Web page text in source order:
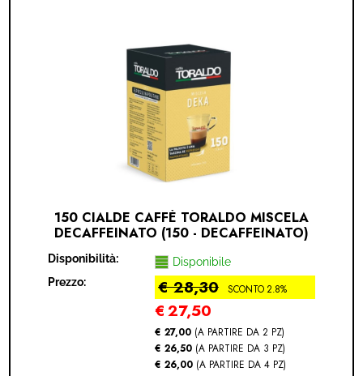
150 CIALDE CAFFÈ TORALDO MISCELA
DECAFFEINATO (150 - DECAFFEINATO)
Disponibilità:
Disponibile
Prezzo:
€ 28,30 SCONTO 2.8%
€27,50
€ 27,00 (A PARTIRE DA 2 PZ)
€ 26,50 (A PARTIRE DA 3 PZ)
€ 26,00 (A PARTIRE DA 4 PZ)